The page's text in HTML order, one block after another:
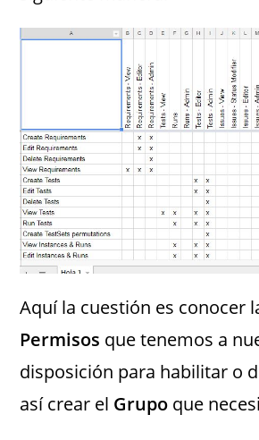
Aquí la cuestión es conocer
Permisos que tenemos a
disposición para habilitar o
así crear el Grupo que